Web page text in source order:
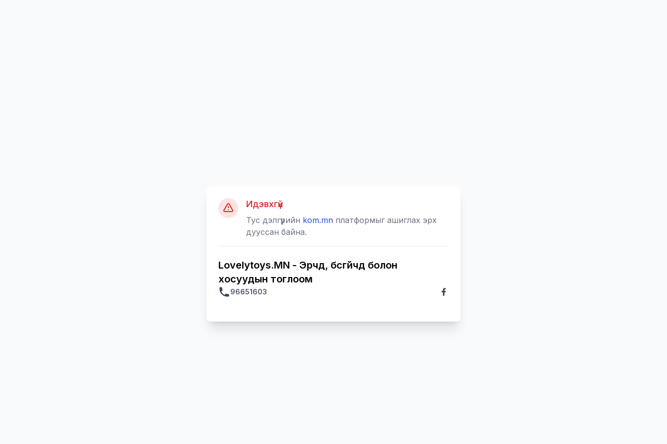
Идэвхгүй
Тус дэлгүүрийн kom.mn платформыг ашиглах эрх
дууссан байна.
Lovelytoys.MN - Эрчүүд, бүсгүйчүүд болон
хосуудын тоглоом
96651603